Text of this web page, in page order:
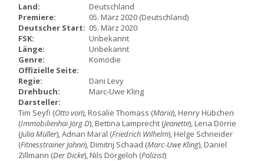
Land:
Deutschland
Premiere:
05. März 2020 (Deutschland)
Deutscher Start: 05. März 2020
FSK:
Unbekannt
Länge:
Unbekannt
Genre:
Komödie
Offizielle Seite:
Regie:
Dani Levy
Drehbuch:
Marc-Uwe Kling
Darsteller:
Tim Seyfi (Otto von), Rosalie Thomass (Maria), Henry Hübchen
(Immobilienhai Jörg D), Bettina Lamprecht (Jeanette), Lena Dörrie
(Julia Müller), Adnan Maral (Friedrich Wilhelm), Helge Schneider
(Fitnesstrainer Johnn), Dimitrij Schaad (Marc-Uwe Kling), Daniel
Zillmann (Der Dicke), Nils Dörgeloh (Polizist)